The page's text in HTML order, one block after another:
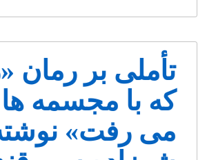
تأملی بر رمان
که با مجسمه ها
می رفت»